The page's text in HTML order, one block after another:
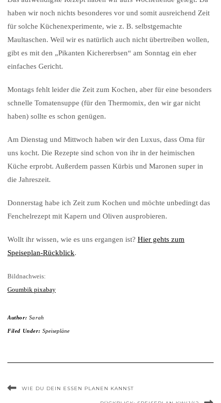
haben wir noch nichts besonderes vor und somit ausreichend Zeit
für solche Küchenexperimente, wie z. B. selbstgemachte
Maultaschen. Weil wir es natürlich auch nicht übertreiben wollen,
gibt es mit den „Pikanten Kichererbsen“ am Sonntag ein eher
einfaches Gericht.
Montags fehlt leider die Zeit zum Kochen, aber für eine besonders
schnelle Tomatensuppe (für den Thermomix, den wir gar nicht
haben) sollte es schon genügen.
Am Dienstag und Mittwoch haben wir den Luxus, dass Oma für
uns kocht. Die Rezepte sind schon von ihr in der heimischen
Küche erprobt. Außerdem passen Kürbis und Maronen super in
die Jahreszeit.
Donnerstag habe ich Zeit zum Kochen und möchte unbedingt das
Fenchelrezept mit Kapern und Oliven ausprobieren.
Wollt ihr wissen, wie es uns ergangen ist? Hier gehts zum
Speiseplan-Rückblick.
Bildnachweis:
Goumbik pixabay
Author: Sarah
Filed Under: Speisepläne
WIE DU DEIN ESSEN PLANEN KANNST